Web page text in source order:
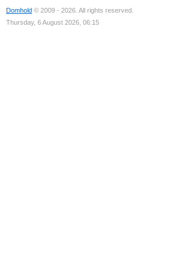
Domhold © 2009 - 2026. All rights reserved.
Thursday, 6 August 2026, 06:15